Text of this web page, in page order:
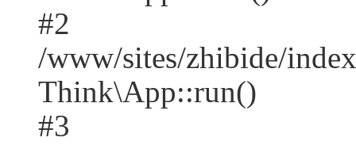
#2
/www/sites/zhibide/
Think\App::run()
#3